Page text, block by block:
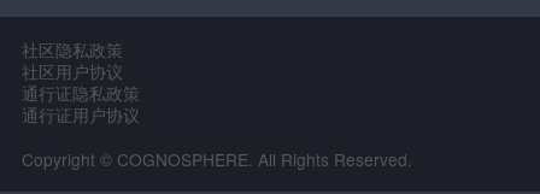
社区隐私政策
社区用户协议
通行证隐私政策
通行证用户协议
Copyright © COGNOSPHERE. All Rights Reserved.